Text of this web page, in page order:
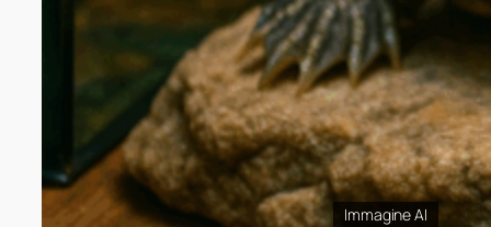
Immagine AI